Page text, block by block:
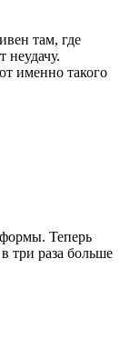
там, где
неудачу.
именно такого
Теперь
три раза больше